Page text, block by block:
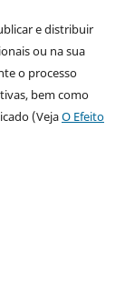
e distribuir
ou na sua
o processo
bem como
(VejaO Efeito